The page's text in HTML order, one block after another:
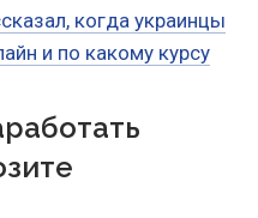
когда украинцы
и по какому курсу